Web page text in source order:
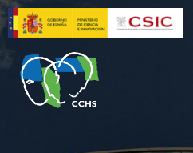
Skip
to
main
content